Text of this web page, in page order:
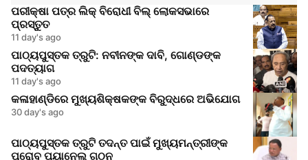
ପରୀକ୍ଷା ପତ୍ର ଲିକ୍ ବିରୋଧୀ ବିଲ୍ ଲୋକସଭାରେ
ପ୍ରସ୍ତୁତ
11 day's ago
ପାଠ୍ୟପୁସ୍ତକ ତ୍ରୁଟି: ନବୀନଙ୍କ ଦାବି, ଗୋଣ୍ଡଙ୍କ
ପଦତ୍ୟାଗ
11 day's ago
କଳାହାଣ୍ଡିରେ ମୁଖ୍ୟଶିକ୍ଷକଙ୍କ ବିରୁଦ୍ଧରେ ଅଭିଯୋଗ
30 day's ago
ପାଠ୍ୟପୁସ୍ତକ ତ୍ରୁଟି ତଦନ୍ତ ପାଇଁ ମୁଖ୍ୟମନ୍ତ୍ରୀଙ୍କ
ପ୍ରୋବ ପ୍ୟାନେଲ୍ ଗଠନ